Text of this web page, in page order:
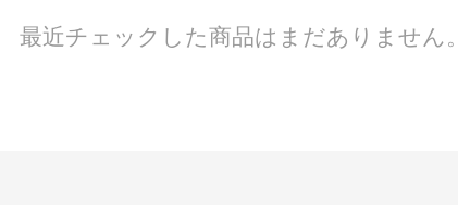
最近チェックした商品はまだありません。